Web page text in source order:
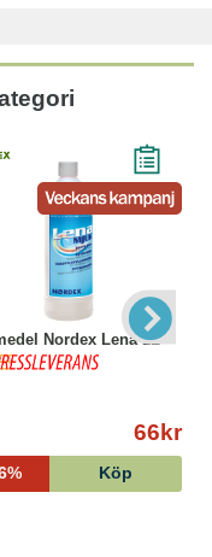
Nordex Lena 1L
66kr
Köp